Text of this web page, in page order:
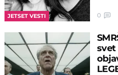
JETSET VESTI 0
svet